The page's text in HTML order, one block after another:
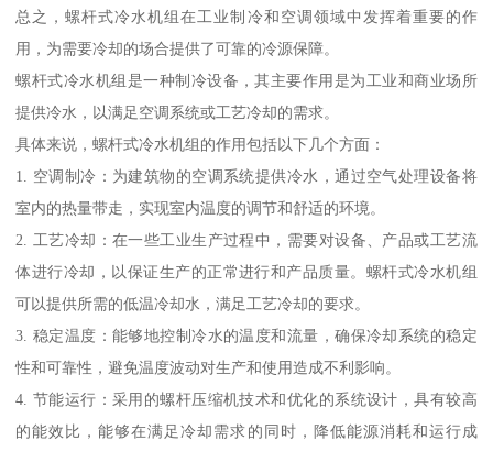
总之，螺杆式冷水机组在工业制冷和空调领域中发挥着重要的作
用，为需要冷却的场合提供了可靠的冷源保障。
螺杆式冷水机组是一种制冷设备，其主要作用是为工业和商业场所
提供冷水，以满足空调系统或工艺冷却的需求。
具体来说，螺杆式冷水机组的作用包括以下几个方面：
1. 空调制冷：为建筑物的空调系统提供冷水，通过空气处理设备将
室内的热量带走，实现室内温度的调节和舒适的环境。
2. 工艺冷却：在一些工业生产过程中，需要对设备、产品或工艺流
体进行冷却，以保证生产的正常进行和产品质量。螺杆式冷水机组
可以提供所需的低温冷却水，满足工艺冷却的要求。
3. 稳定温度：能够地控制冷水的温度和流量，确保冷却系统的稳定
性和可靠性，避免温度波动对生产和使用造成不利影响。
4. 节能运行：采用的螺杆压缩机技术和优化的系统设计，具有较高
的能效比，能够在满足冷却需求的同时，降低能源消耗和运行成